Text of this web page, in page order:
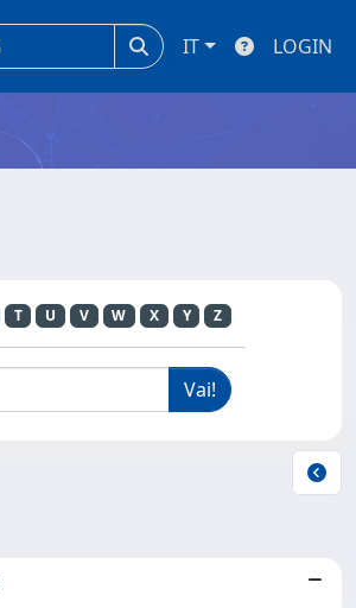
IT LOGIN
T U V W X Y Z